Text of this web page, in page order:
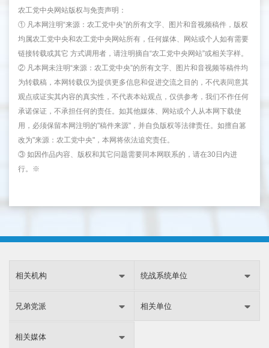
农工党中央网站版权与免责声明：
① 凡本网注明“来源：农工党中央”的所有文字、图片和音视频稿件，版权
均属农工党中央和农工党中央网站所有，任何媒体、网站或个人如有需要
链接转载或其它 方式调用者，请注明摘自“农工党中央网站”或相关字样。
② 凡本网未注明“来源：农工党中央”的所有文字、图片和音视频等稿件均
为转载稿，本网转载仅为提供更多信息和促进交流之目的，不代表同意其
观点或证实其内容的真实性，不代表本站观点，仅供参考，我们不作任何
承诺保证，不承担任何的责任。如其他媒体、网站或个人从本网下载使
用，必须保留本网注明的"稿件来源"，并自负版权等法律责任。如擅自篡
改为"来源：农工党中央"，本网将依法追究责任。
③ 如因作品内容、版权和其它问题需要同本网联系的，请在30日内进
行。※
相关机构 统战系统单位
兄弟党派 相关单位
相关媒体